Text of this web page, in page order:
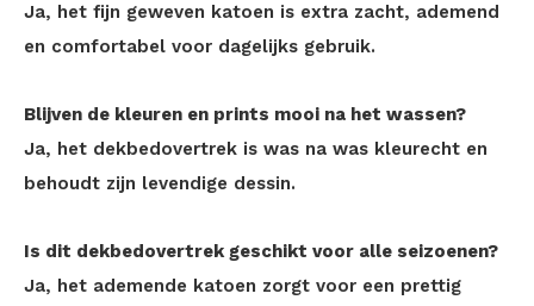
Ja, het fijn geweven katoen is extra zacht, ademend
en comfortabel voor dagelijks gebruik.
Blijven de kleuren en prints mooi na het wassen?
Ja, het dekbedovertrek is was na was kleurecht en
behoudt zijn levendige dessin.
Is dit dekbedovertrek geschikt voor alle seizoenen?
Ja, het ademende katoen zorgt voor een prettig